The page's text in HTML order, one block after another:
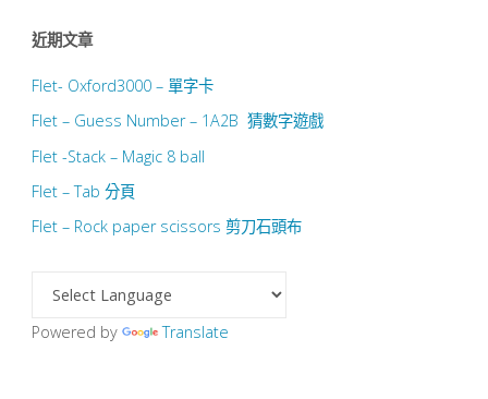
近期文章
Flet- Oxford3000 – 單字卡
Flet – Guess Number – 1A2B 猜數字遊戲
Flet -Stack – Magic 8 ball
Flet – Tab 分頁
Flet – Rock paper scissors 剪刀石頭布
Powered by Translate